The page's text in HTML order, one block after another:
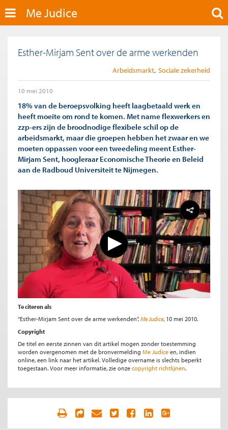
Me Judice
Esther-Mirjam Sent over de arme werkenden
Arbeidsmarkt Sociale zekerheid
10 mei 2010
18% van de beroepsvolking heeft laagbetaald werk en
heeft moeite om rond te komen. Met name flexwerkers en
zzp-ers zijn de broodnodige flexibele schil op de
arbeidsmarkt, maar die groepen hebben het zwaar en we
moeten oppassen voor een tweedeling meent Esther-
Mirjam Sent, hoogleraar Economische Theorie en Beleid
aan de Radboud Universiteit te Nijmegen.
Te citeren als
“Esther-Mirjam Sent over de arme werkenden”, Me Judice, 10 mei 2010.
Copyright
De titel en eerste zinnen van dit artikel mogen zonder toestemming
worden overgenomen met de bronvermelding Me Judice en, indien
online, een link naar het artikel. Volledige overname is slechts beperkt
toegestaan. Voor meer informatie, zie onze copyright richtlijnen.